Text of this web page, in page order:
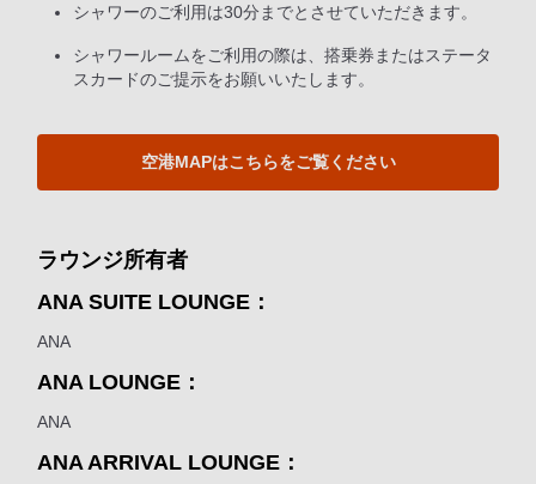
シャワーのご利用は30分までとさせていただきます。
シャワールームをご利用の際は、搭乗券またはステータ
スカードのご提示をお願いいたします。
空港MAPはこちらをご覧ください
ラウンジ所有者
ANA SUITE LOUNGE：
ANA
ANA LOUNGE：
ANA
ANA ARRIVAL LOUNGE：